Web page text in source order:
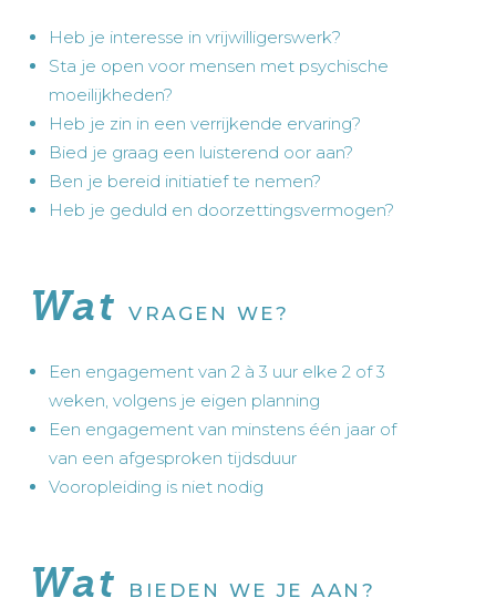
Heb je interesse in vrijwilligerswerk?
Sta je open voor mensen met psychische
moeilijkheden?
Heb je zin in een verrijkende ervaring?
Bied je graag een luisterend oor aan?
Ben je bereid initiatief te nemen?
Heb je geduld en doorzettingsvermogen?
WatVRAGEN WE?
Een engagement van 2 à 3 uur elke 2 of 3
weken, volgens je eigen planning
Een engagement van minstens één jaar of
van een afgesproken tijdsduur
Vooropleiding is niet nodig
Wat BIEDEN WE JE AAN?